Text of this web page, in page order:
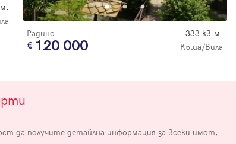
Радино
333 кв.м.
120 000 Къща/Вила
да получите детайлна информация за всеки имот,